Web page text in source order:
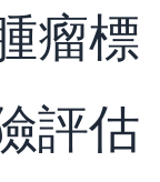
瘤標
評估